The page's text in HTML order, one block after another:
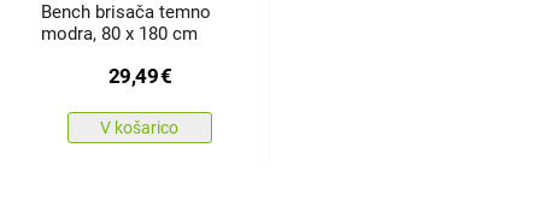
Bench brisača temno
modra, 80 x 180 cm
29,49€
V košarico